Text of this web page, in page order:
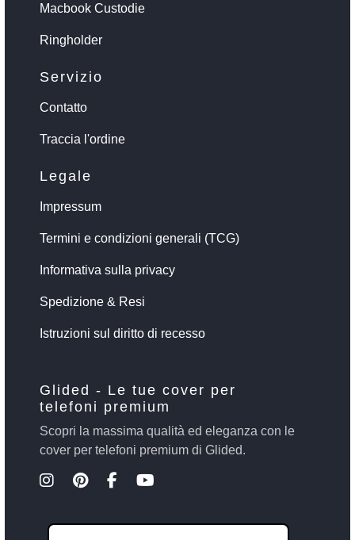
Macbook Custodie
Ringholder
Servizio
Contatto
Traccia l'ordine
Legale
Impressum
Termini e condizioni generali (TCG)
Informativa sulla privacy
Spedizione & Resi
Istruzioni sul diritto di recesso
Glided - Le tue cover per
telefoni premium
Scopri la massima qualità ed eleganza con le
cover per telefoni premium di Glided.